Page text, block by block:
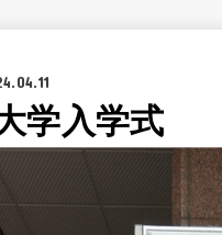
学入学式